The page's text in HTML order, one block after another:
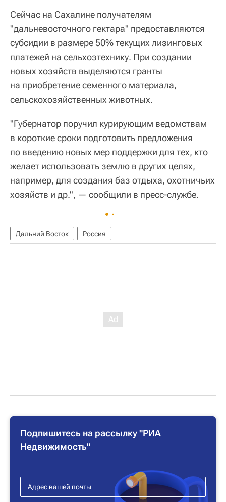
Сейчас на Сахалине получателям
"дальневосточного гектара" предоставляются
субсидии в размере 50% текущих лизинговых
платежей на сельхозтехнику. При создании
новых хозяйств выделяются гранты
на приобретение семенного материала,
сельскохозяйственных животных.
"Губернатор поручил курирующим ведомствам
в короткие сроки подготовить предложения
по введению новых мер поддержки для тех, кто
желает использовать землю в других целях,
например, для создания баз отдыха, охотничьих
хозяйств и др.", — сообщили в пресс-службе.
Дальний Восток Россия
Подпишитесь на рассылку "РИА
Недвижимость"